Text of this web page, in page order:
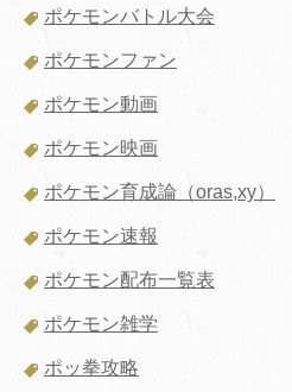
ポケモンバトル大会
ポケモンファン
ポケモン動画
ポケモン映画
ポケモン育成論（oras,xy）
ポケモン速報
ポケモン配布一覧表
ポケモン雑学
ポッ拳攻略